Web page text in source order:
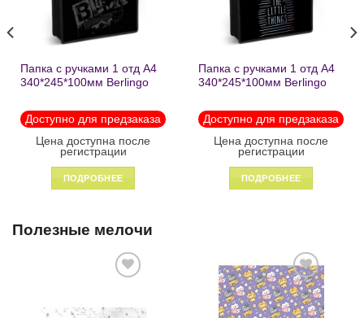
Папка с ручками 1 отд А4
340*245*100мм Berlingo
молнии1246
Доступно для предзаказа
Цена доступна после
регистрации
ПОДРОБНЕЕ
Папка с ручками 1 отд А4
340*245*100мм Berlingo
пластик на молнии 1215
Доступно для предзаказа
Цена доступна после
регистрации
ПОДРОБНЕЕ
Полезные мелочи
желаний
Добавить
в список
желаний